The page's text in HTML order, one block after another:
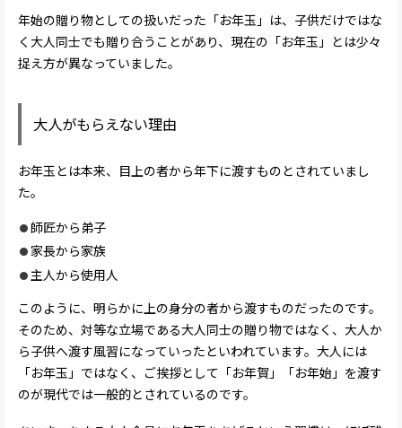
年始の贈り物としての扱いだった「お年玉」は、子供だけではな
く大人同士でも贈り合うことがあり、現在の「お年玉」とは少々
捉え方が異なっていました。
大人がもらえない理由
お年玉とは本来、目上の者から年下に渡すものとされていまし
た。
師匠から弟子
家長から家族
主人から使用人
このように、明らかに上の身分の者から渡すものだったのです。
そのため、対等な立場である大人同士の贈り物ではなく、大人か
ら子供へ渡す風習になっていったといわれています。大人には
「お年玉」ではなく、ご挨拶として「お年賀」「お年始」を渡す
のが現代では一般的とされているのです。